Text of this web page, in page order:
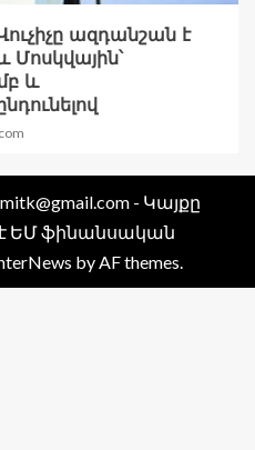
ազդանշան է
Մոսկվային՝
և
- Կայքը
ԵՄ ֆինանսական
by AF themes.